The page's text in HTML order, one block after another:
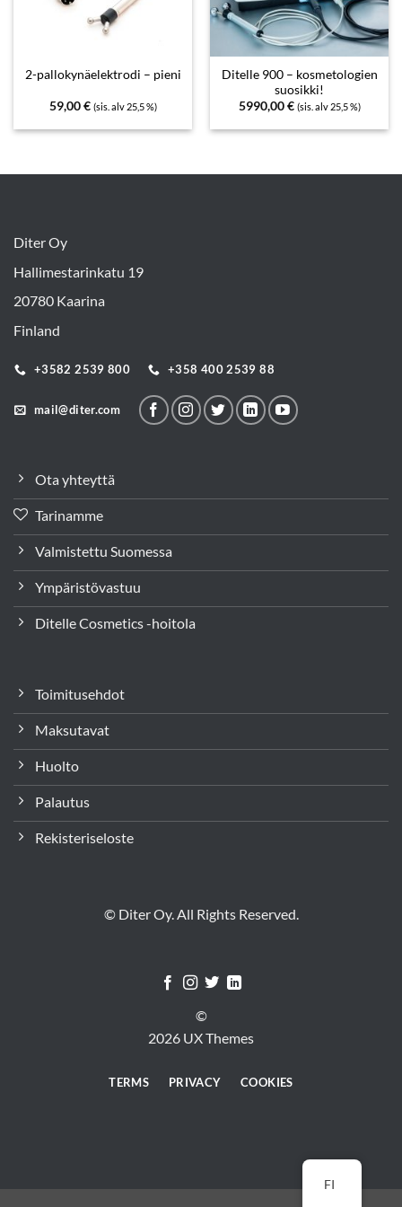
2-pallokynäelektrodi – pieni
59,00€ (sis. alv 25,5 %)
Ditelle 900 – kosmetologien
suosikki!
5990,00€ (sis. alv 25,5 %)
Diter Oy
Hallimestarinkatu 19
20780 Kaarina
Finland
+3582 2539 800 +358 400 2539 88
mail@diter.com
Ota yhteyttä
Tarinamme
Valmistettu Suomessa
Ympäristövastuu
Ditelle Cosmetics -hoitola
Toimitusehdot
Maksutavat
Huolto
Palautus
Rekisteriseloste
© Diter Oy. All Rights Reserved.
©
2026 UX Themes
TERMS PRIVACY COOKIES
FI